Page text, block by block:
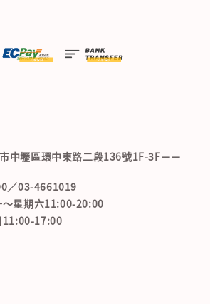
中壢區環中東路二段136號1F-3F－－
／03-4661019
星期六11:00-20:00
11:00-17:00